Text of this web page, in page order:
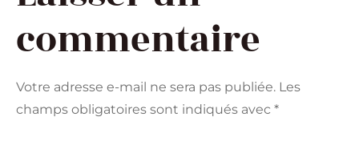
commentaire
Votre adresse e-mail ne sera pas publiée. Les
champs obligatoires sont indiqués avec *